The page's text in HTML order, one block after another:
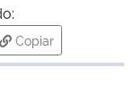
Copiar
para área de